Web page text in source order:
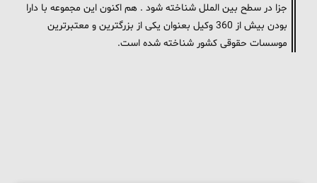
جزا در سطح بین الملل شناخته شود . هم اکنون این مجموعه با دارا
بودن بیش از 360 وکیل بعنوان یکی از بزرگترین و معتبرترین
موسسات حقوقی کشور شناخته شده است.